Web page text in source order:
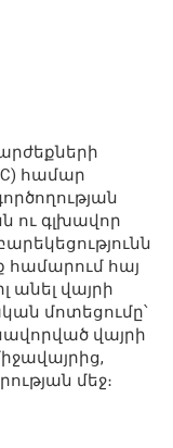
համար
ու գլխավոր
համարում հայ
վայրի
մոտեցումը՝
վայրի
մեջ։